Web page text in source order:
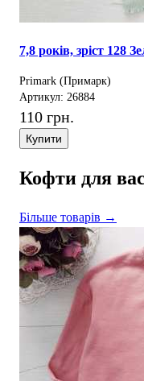
7,8 років, зріст 128
Primark (Примарк)
Артикул: 26884
110 грн.
Купити
Кофти для вас
Більше товарів →